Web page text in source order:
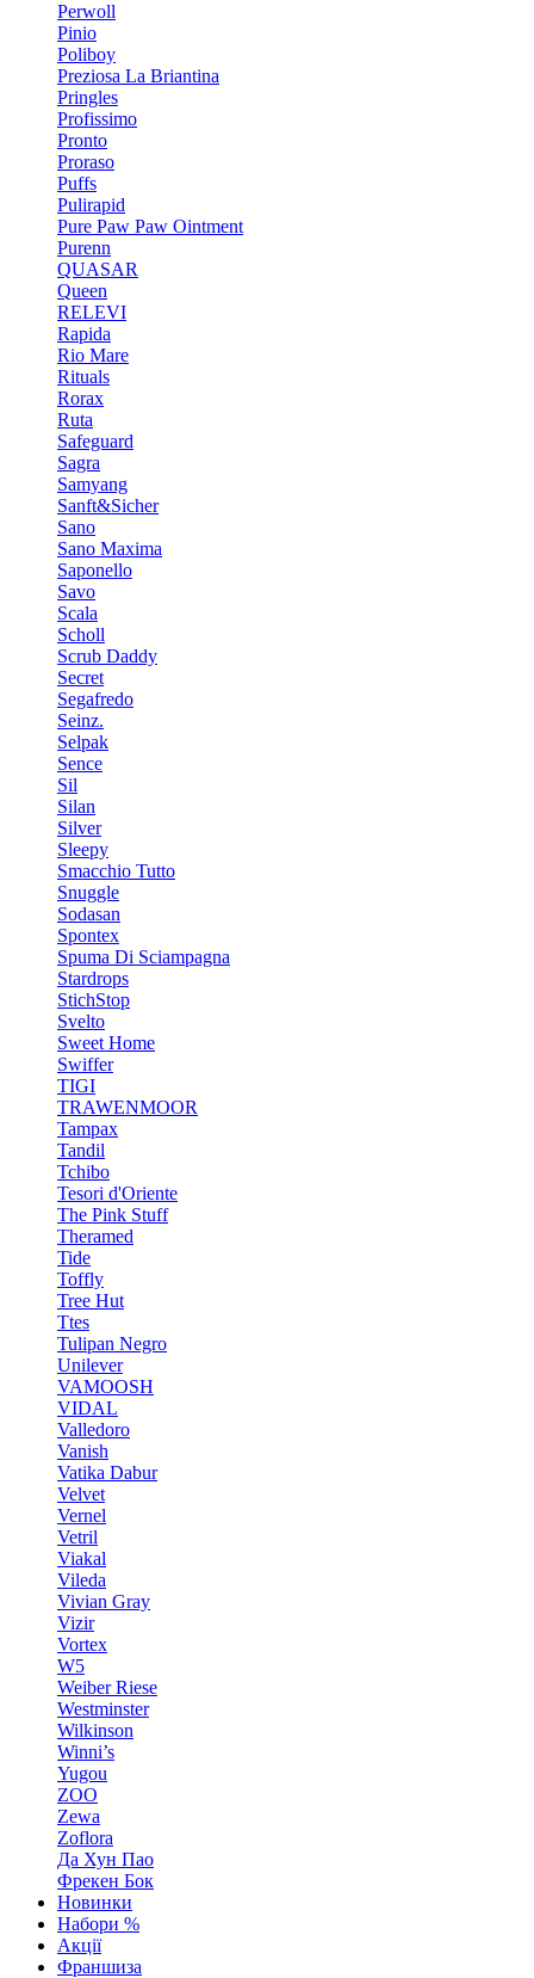
Perwoll
Pinio
Poliboy
Preziosa La Briantina
Pringles
Profissimo
Pronto
Proraso
Puffs
Pulirapid
Pure Paw Paw Ointment
Purenn
QUASAR
Queen
RELEVI
Rapida
Rio Mare
Rituals
Rorax
Ruta
Safeguard
Sagra
Samyang
Sanft&Sicher
Sano
Sano Maxima
Saponello
Savo
Scala
Scholl
Scrub Daddy
Secret
Segafredo
Seinz.
Selpak
Sence
Sil
Silan
Silver
Sleepy
Smacchio Tutto
Snuggle
Sodasan
Spontex
Spuma Di Sciampagna
Stardrops
StichStop
Svelto
Sweet Home
Swiffer
TIGI
TRAWENMOOR
Tampax
Tandil
Tchibo
Tesori d'Oriente
The Pink Stuff
Theramed
Tide
Toffly
Tree Hut
Ttes
Tulipan Negro
Unilever
VAMOOSH
VIDAL
Valledoro
Vanish
Vatika Dabur
Velvet
Vernel
Vetril
Viakal
Vileda
Vivian Gray
Vizir
Vortex
W5
Weiber Riese
Westminster
Wilkinson
Winni’s
Yugou
ZOO
Zewa
Zoflora
Да Хун Пао
Фрекен Бок
Новинки
Набори %
Акції
Франшиза